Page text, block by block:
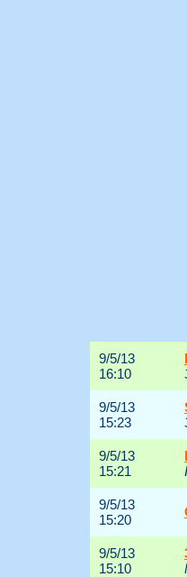
9/5/13
16:10
9/5/13
15:23
9/5/13
15:21
9/5/13
15:20
9/5/13
15:10